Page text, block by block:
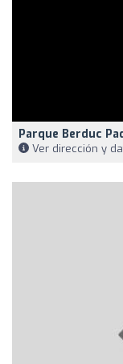
Parque Berduc
Ver dirección y